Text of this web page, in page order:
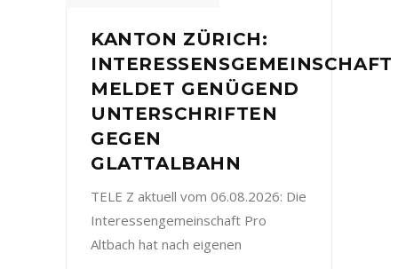
KANTON ZÜRICH:
INTERESSENSGEMEINSCHAFT
MELDET GENÜGEND
UNTERSCHRIFTEN
GEGEN
GLATTALBAHN
TELE Z aktuell vom 06.08.2026: Die
Interessengemeinschaft Pro
Altbach hat nach eigenen